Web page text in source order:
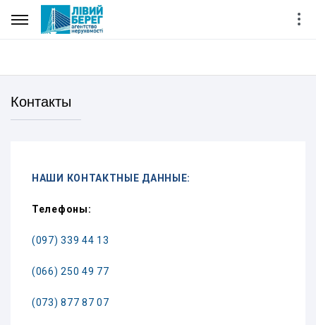
Контакты
НАШИ КОНТАКТНЫЕ ДАННЫЕ:
Телефоны:
(097) 339 44 13
(066) 250 49 77
(073) 877 87 07